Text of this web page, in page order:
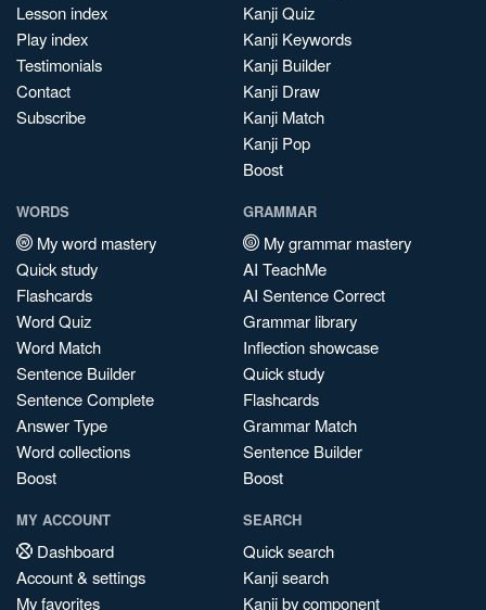
Lesson index
Play index
Testimonials
Contact
Subscribe
Kanji Quiz
Kanji Keywords
Kanji Builder
Kanji Draw
Kanji Match
Kanji Pop
Boost
WORDS
My word mastery
Quick study
Flashcards
Word Quiz
Word Match
Sentence Builder
Sentence Complete
Answer Type
Word collections
Boost
GRAMMAR
My grammar mastery
AI TeachMe
AI Sentence Correct
Grammar library
Inflection showcase
Quick study
Flashcards
Grammar Match
Sentence Builder
Boost
MY ACCOUNT
Dashboard
Account & settings
My favorites
SEARCH
Quick search
Kanji search
Kanji by component